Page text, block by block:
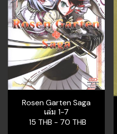
Rosen Garten Saga
เล่ม 1-7
15 THB - 70 THB